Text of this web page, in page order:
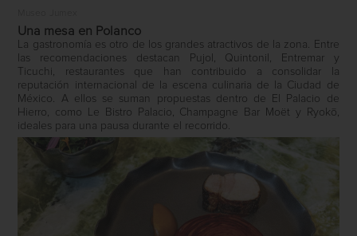
Una mesa en Polanco
La gastronomía es otro de los grandes atractivos de la zona. Entre
las recomendaciones destacan Pujol, Quintonil, Entremar y
Ticuchi, restaurantes que han contribuido a consolidar la
reputación internacional de la escena culinaria de la Ciudad de
México. A ellos se suman propuestas dentro de El Palacio de
Hierro, como Le Bistro Palacio, Champagne Bar Moët y Ryokō,
ideales para una pausa durante el recorrido.